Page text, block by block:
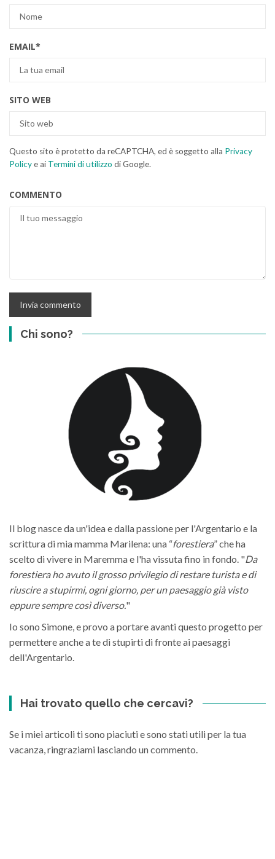
EMAIL*
SITO WEB
Questo sito è protetto da reCAPTCHA, ed è soggetto alla Privacy
Policye ai Termini di utilizzo di Google.
COMMENTO
Chi sono?
Il blog nasce da un'idea e dalla passione per l'Argentario e la
scrittura di mia mamma Marilena: una “forestiera” che ha
scelto di vivere in Maremma e l'ha vissuta fino in fondo. "Da
forestiera ho avuto il grosso privilegio di restare turista e di
riuscire a stupirmi, ogni giorno, per un paesaggio già visto
eppure sempre così diverso."
Io sono Simone, e provo a portare avanti questo progetto per
permettere anche a te di stupirti di fronte ai paesaggi
dell'Argentario.
Hai trovato quello che cercavi?
Se i miei articoli ti sono piaciuti e sono stati utili per la tua
vacanza, ringraziami lasciando un commento.